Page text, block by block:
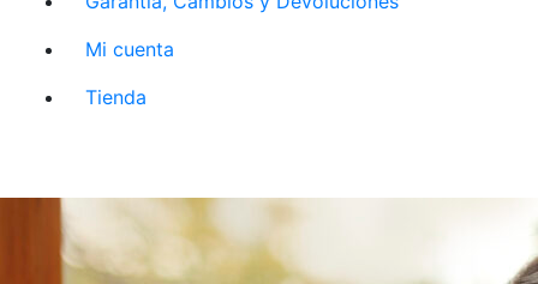
Mi cuenta
Tienda